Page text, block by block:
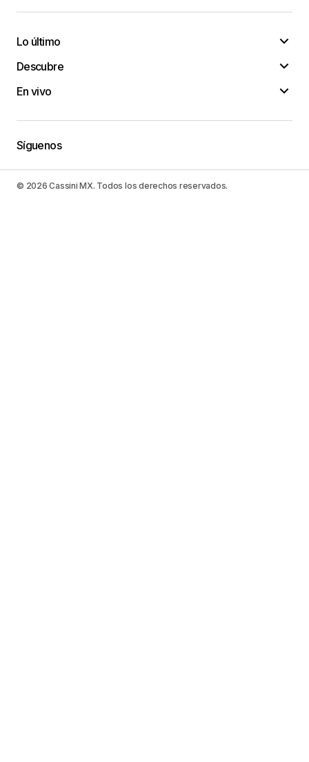
Lo último
Descubre
En vivo
Síguenos
© 2026 Cassini MX. Todos los derechos reservados.